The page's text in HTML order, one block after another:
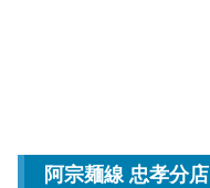
阿宗麺線 忠孝分店